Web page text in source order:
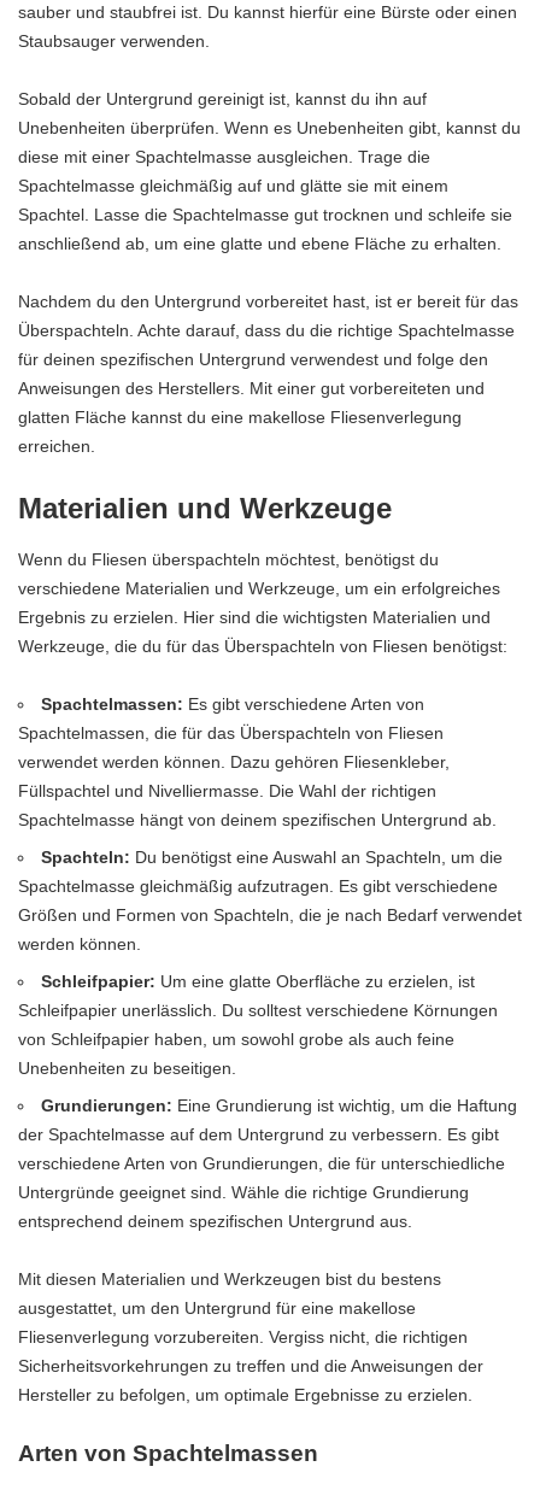
sauber und staubfrei ist. Du kannst hierfür eine Bürste oder einen
Staubsauger verwenden.
Sobald der Untergrund gereinigt ist, kannst du ihn auf
Unebenheiten überprüfen. Wenn es Unebenheiten gibt, kannst du
diese mit einer Spachtelmasse ausgleichen. Trage die
Spachtelmasse gleichmäßig auf und glätte sie mit einem
Spachtel. Lasse die Spachtelmasse gut trocknen und schleife sie
anschließend ab, um eine glatte und ebene Fläche zu erhalten.
Nachdem du den Untergrund vorbereitet hast, ist er bereit für das
Überspachteln. Achte darauf, dass du die richtige Spachtelmasse
für deinen spezifischen Untergrund verwendest und folge den
Anweisungen des Herstellers. Mit einer gut vorbereiteten und
glatten Fläche kannst du eine makellose Fliesenverlegung
erreichen.
Materialien und Werkzeuge
Wenn du Fliesen überspachteln möchtest, benötigst du
verschiedene Materialien und Werkzeuge, um ein erfolgreiches
Ergebnis zu erzielen. Hier sind die wichtigsten Materialien und
Werkzeuge, die du für das Überspachteln von Fliesen benötigst:
Spachtelmassen: Es gibt verschiedene Arten von
Spachtelmassen, die für das Überspachteln von Fliesen
verwendet werden können. Dazu gehören Fliesenkleber,
Füllspachtel und Nivelliermasse. Die Wahl der richtigen
Spachtelmasse hängt von deinem spezifischen Untergrund ab.
Spachteln: Du benötigst eine Auswahl an Spachteln, um die
Spachtelmasse gleichmäßig aufzutragen. Es gibt verschiedene
Größen und Formen von Spachteln, die je nach Bedarf verwendet
werden können.
Schleifpapier: Um eine glatte Oberfläche zu erzielen, ist
Schleifpapier unerlässlich. Du solltest verschiedene Körnungen
von Schleifpapier haben, um sowohl grobe als auch feine
Unebenheiten zu beseitigen.
Grundierungen: Eine Grundierung ist wichtig, um die Haftung
der Spachtelmasse auf dem Untergrund zu verbessern. Es gibt
verschiedene Arten von Grundierungen, die für unterschiedliche
Untergründe geeignet sind. Wähle die richtige Grundierung
entsprechend deinem spezifischen Untergrund aus.
Mit diesen Materialien und Werkzeugen bist du bestens
ausgestattet, um den Untergrund für eine makellose
Fliesenverlegung vorzubereiten. Vergiss nicht, die richtigen
Sicherheitsvorkehrungen zu treffen und die Anweisungen der
Hersteller zu befolgen, um optimale Ergebnisse zu erzielen.
Arten von Spachtelmassen